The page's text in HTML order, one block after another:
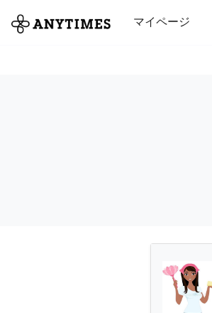
マイページ
全て 修理・組立